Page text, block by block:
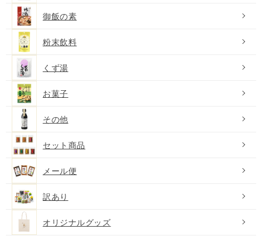
御飯の素
粉末飲料
くず湯
お菓子
その他
セット商品
メール便
訳あり
オリジナルグッズ